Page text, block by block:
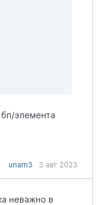
элемента
unam3 3 авг 2023
неважно в